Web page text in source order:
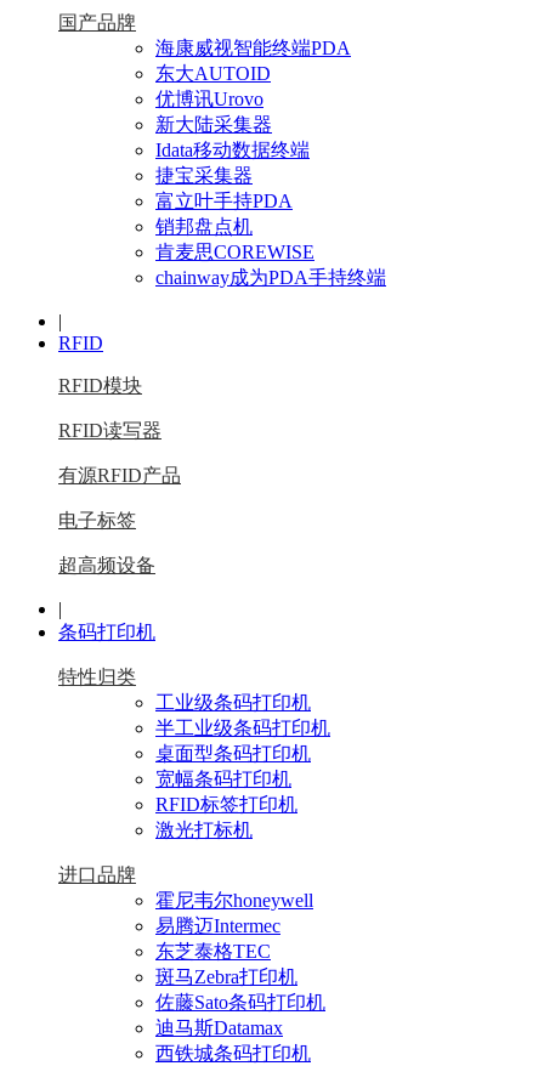
国产品牌
海康威视智能终端PDA
东大AUTOID
优博讯Urovo
新大陆采集器
Idata移动数据终端
捷宝采集器
富立叶手持PDA
销邦盘点机
肯麦思COREWISE
chainway成为PDA手持终端
|
RFID
RFID模块
RFID读写器
有源RFID产品
电子标签
超高频设备
|
条码打印机
特性归类
工业级条码打印机
半工业级条码打印机
桌面型条码打印机
宽幅条码打印机
RFID标签打印机
激光打标机
进口品牌
霍尼韦尔honeywell
易腾迈Intermec
东芝泰格TEC
斑马Zebra打印机
佐藤Sato条码打印机
迪马斯Datamax
西铁城条码打印机